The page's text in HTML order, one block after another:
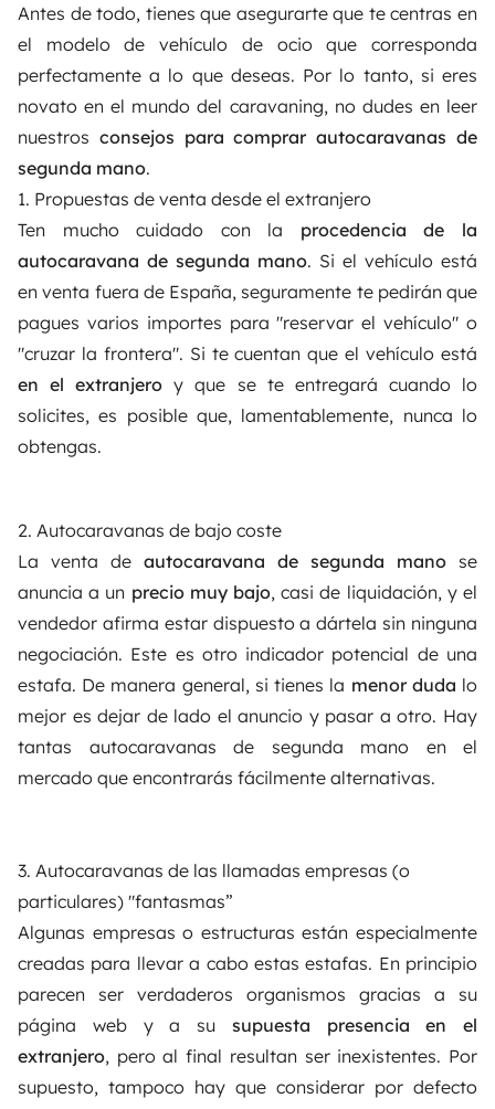
Antes de todo, tienes que asegurarte que te centras en
el modelo de vehículo de ocio que corresponda
perfectamente a lo que deseas. Por lo tanto, si eres
novato en el mundo del caravaning, no dudes en leer
nuestros consejos para comprar autocaravanas de
segunda mano.
1. Propuestas de venta desde el extranjero
Ten mucho cuidado con la procedencia de la
autocaravana de segunda mano. Si el vehículo está
en venta fuera de España, seguramente te pedirán que
pagues varios importes para "reservar el vehículo" o
"cruzar la frontera". Si te cuentan que el vehículo está
en el extranjero y que se te entregará cuando lo
solicites, es posible que, lamentablemente, nunca lo
obtengas.
2. Autocaravanas de bajo coste
La venta de autocaravana de segunda mano se
anuncia a un precio muy bajo, casi de liquidación, y el
vendedor afirma estar dispuesto a dártela sin ninguna
negociación. Este es otro indicador potencial de una
estafa. De manera general, si tienes la menor duda lo
mejor es dejar de lado el anuncio y pasar a otro. Hay
tantas autocaravanas de segunda mano en el
mercado que encontrarás fácilmente alternativas.
3. Autocaravanas de las llamadas empresas (o
particulares) "fantasmas”
Algunas empresas o estructuras están especialmente
creadas para llevar a cabo estas estafas. En principio
parecen ser verdaderos organismos gracias a su
página web y a su supuesta presencia en el
extranjero, pero al final resultan ser inexistentes. Por
supuesto, tampoco hay que considerar por defecto